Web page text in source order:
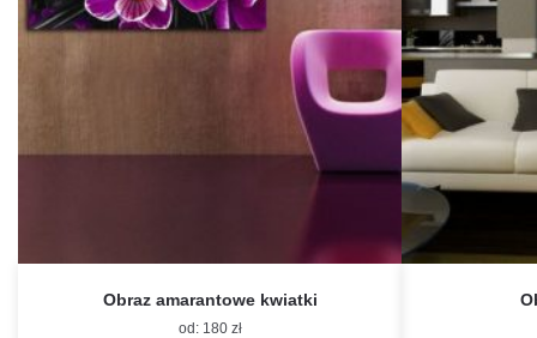
Obraz amarantowe kwiatki
od: 180 zł